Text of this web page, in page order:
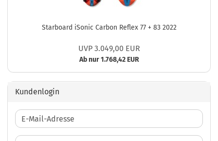
Starboard iSonic Carbon Reflex 77 + 83 2022
UVP 3.049,00 EUR
Ab nur 1.768,42 EUR
Kundenlogin
E-
Mail-